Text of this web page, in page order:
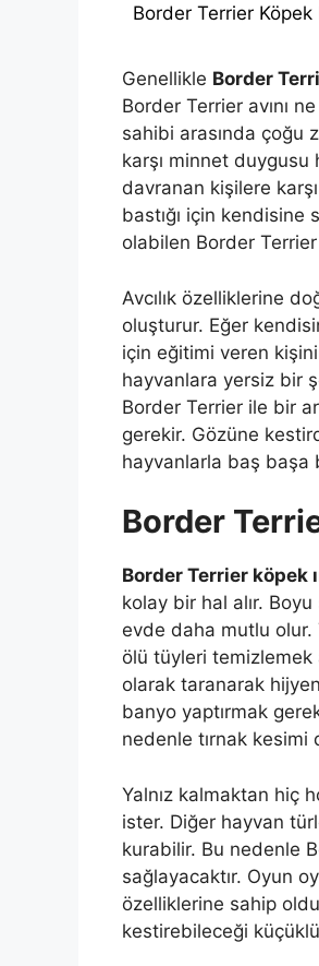
Border Terrier Köpek
Genellikle Border
Border Terrier avını
sahibi arasında çoğu
karşı minnet duygusu
davranan kişilere
bastığı için kendisine
olabilen Border Terrier
Avcılık özelliklerine
oluşturur. Eğer
için eğitimi veren
hayvanlara yersiz bir
Border Terrier ile bir
gerekir. Gözüne
hayvanlarla baş başa
Border
Border Terrier köpek
kolay bir hal alır.
evde daha mutlu olur.
ölü tüyleri temizlemek
olarak taranarak
banyo yaptırmak
nedenle tırnak kesimi
Yalnız kalmaktan hiç
ister. Diğer hayvan
kurabilir. Bu nedenle
sağlayacaktır. Oyun
özelliklerine sahip
kestirebileceği